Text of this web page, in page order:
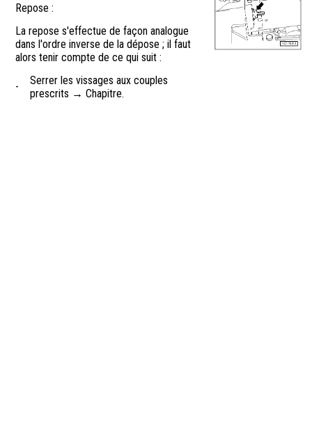
Repose :
La repose s'effectue de façon analogue
dans l'ordre inverse de la dépose ; il faut
alors tenir compte de ce qui suit :
-
Serrer les vissages aux couples
prescrits → Chapitre.